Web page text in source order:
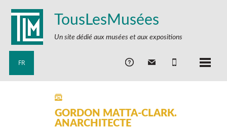
TousLesMusées
Un site dédié aux musées et aux expositions
FR
GORDON MATTA-CLARK.
ANARCHITECTE